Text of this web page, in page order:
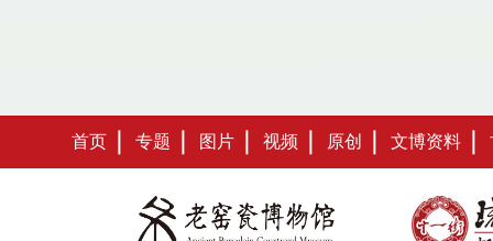
首页 专题 图片 视频 原创 文博资料